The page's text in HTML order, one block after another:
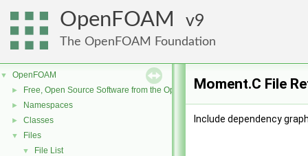
OpenFOAM 9
The OpenFOAM Foundation
▼ OpenFOAM
► Free, Open Source Software from the OpenFOAM Foundation
► Namespaces
► Classes
▼ Files
▼ File List
Moment.C File
Include dependency